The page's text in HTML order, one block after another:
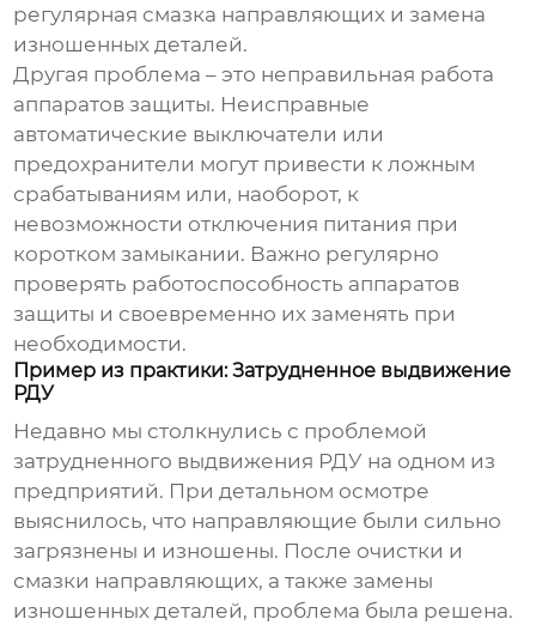
регулярная смазка направляющих и замена
изношенных деталей.
Другая проблема – это неправильная работа
аппаратов защиты. Неисправные
автоматические выключатели или
предохранители могут привести к ложным
срабатываниям или, наоборот, к
невозможности отключения питания при
коротком замыкании. Важно регулярно
проверять работоспособность аппаратов
защиты и своевременно их заменять при
необходимости.
Пример из практики: Затрудненное выдвижение
РДУ
Недавно мы столкнулись с проблемой
затрудненного выдвижения РДУ на одном из
предприятий. При детальном осмотре
выяснилось, что направляющие были сильно
загрязнены и изношены. После очистки и
смазки направляющих, а также замены
изношенных деталей, проблема была решена.